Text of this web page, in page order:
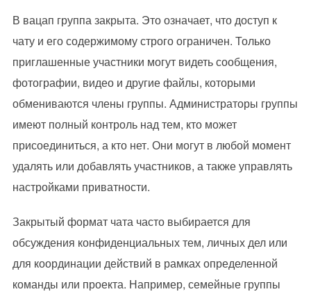
В вацап группа закрыта. Это означает, что доступ к
чату и его содержимому строго ограничен. Только
приглашенные участники могут видеть сообщения,
фотографии, видео и другие файлы, которыми
обмениваются члены группы. Администраторы группы
имеют полный контроль над тем, кто может
присоединиться, а кто нет. Они могут в любой момент
удалять или добавлять участников, а также управлять
настройками приватности.
Закрытый формат чата часто выбирается для
обсуждения конфиденциальных тем, личных дел или
для координации действий в рамках определенной
команды или проекта. Например, семейные группы